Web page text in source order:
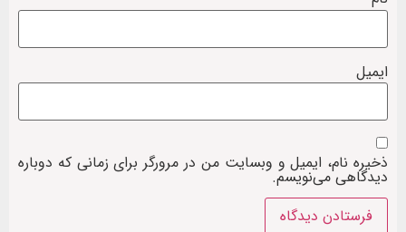
ایمیل
ذخیره نام، ایمیل و وبسایت من در مرورگر برای زمانی که دوباره
دیدگاهی می‌نویسم.